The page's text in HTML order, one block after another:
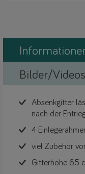
Bilder/Videos
Absenkgitter
nach der
4
viel Zubehör
Gitterhöhe 65